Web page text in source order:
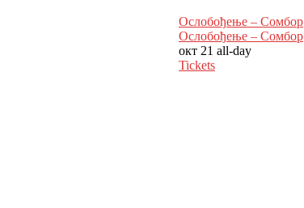
Ослобођење – Сомбор
Ослобођење – Сомбор
окт 21 all-day
Tickets